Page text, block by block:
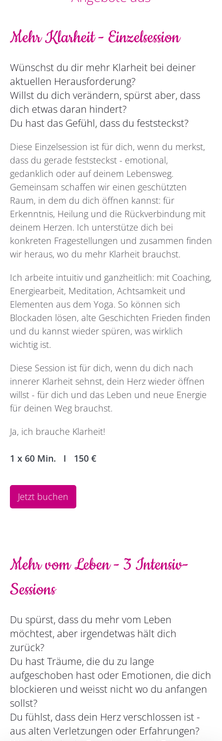
Mehr Klarheit - Einzelsession
Wünschst du dir mehr Klarheit bei deiner
aktuellen Herausforderung?
Willst du dich verändern, spürst aber, dass
dich etwas daran hindert?
Du hast das Gefühl, dass du feststeckst?
Diese Einzelsession ist für dich, wenn du merkst,
dass du gerade feststeckst - emotional,
gedanklich oder auf deinem Lebensweg.
Gemeinsam schaffen wir einen geschützten
Raum, in dem du dich öffnen kannst: für
Erkenntnis, Heilung und die Rückverbindung mit
deinem Herzen. Ich unterstütze dich bei
konkreten Fragestellungen und zusammen finden
wir heraus, wo du mehr Klarheit brauchst.
Ich arbeite intuitiv und ganzheitlich: mit Coaching,
Energiearbeit, Meditation, Achtsamkeit und
Elementen aus dem Yoga. So können sich
Blockaden lösen, alte Geschichten Frieden finden
und du kannst wieder spüren, was wirklich
wichtig ist.
Diese Session ist für dich, wenn du dich nach
innerer Klarheit sehnst, dein Herz wieder öffnen
willst - für dich und das Leben und neue Energie
für deinen Weg brauchst.
Ja, ich brauche Klarheit!
1 x 60 Min. I 150 €
Jetzt buchen
Mehr vom Leben - 3 Intensiv-
Sessions
Du spürst, dass du mehr vom Leben
möchtest, aber irgendetwas hält dich
zurück?
Du hast Träume, die du zu lange
aufgeschoben hast oder Emotionen, die dich
blockieren und weisst nicht wo du anfangen
sollst?
Du fühlst, dass dein Herz verschlossen ist -
aus alten Verletzungen oder Erfahrungen?